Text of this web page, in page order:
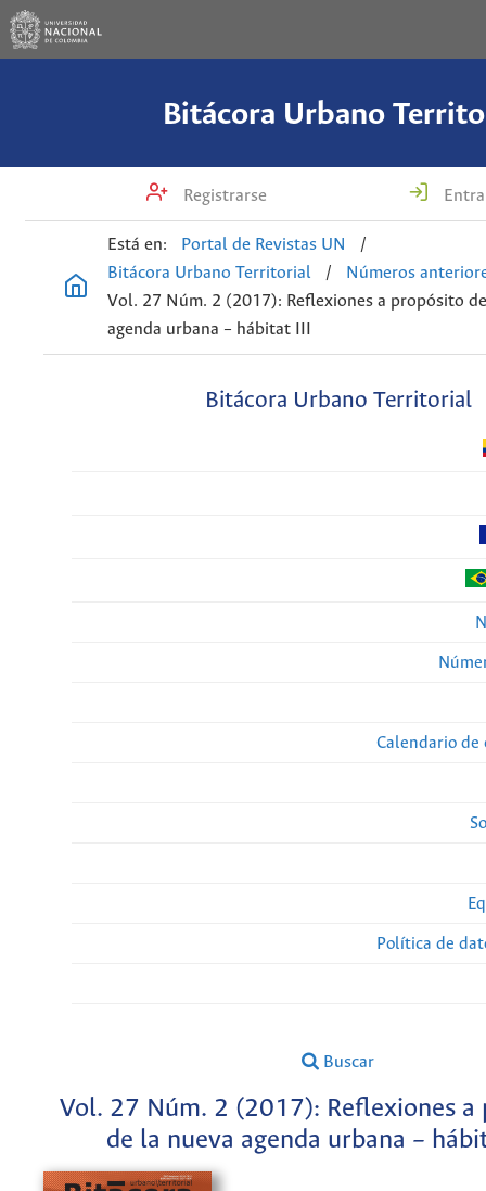
Bitácora Urbano
Registrarse
Está en: Portal de Revistas UN
/
Bitácora Urbano Territorial
/
Números
Vol. 27 Núm. 2 (2017): Reflexiones a propósito
agenda urbana – hábitat III
Bitácora Urbano Territorial
Calendario de
Política de
Buscar
Vol. 27 Núm. 2 (2017): Reflexiones a
de la nueva agenda urbana –